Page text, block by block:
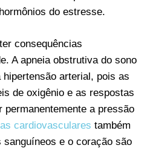
do estresse.
consequências
A apneia obstrutiva do sono
arterial, pois as
de oxigênio e as respostas
a pressão
cardiovasculares também
e o coração são